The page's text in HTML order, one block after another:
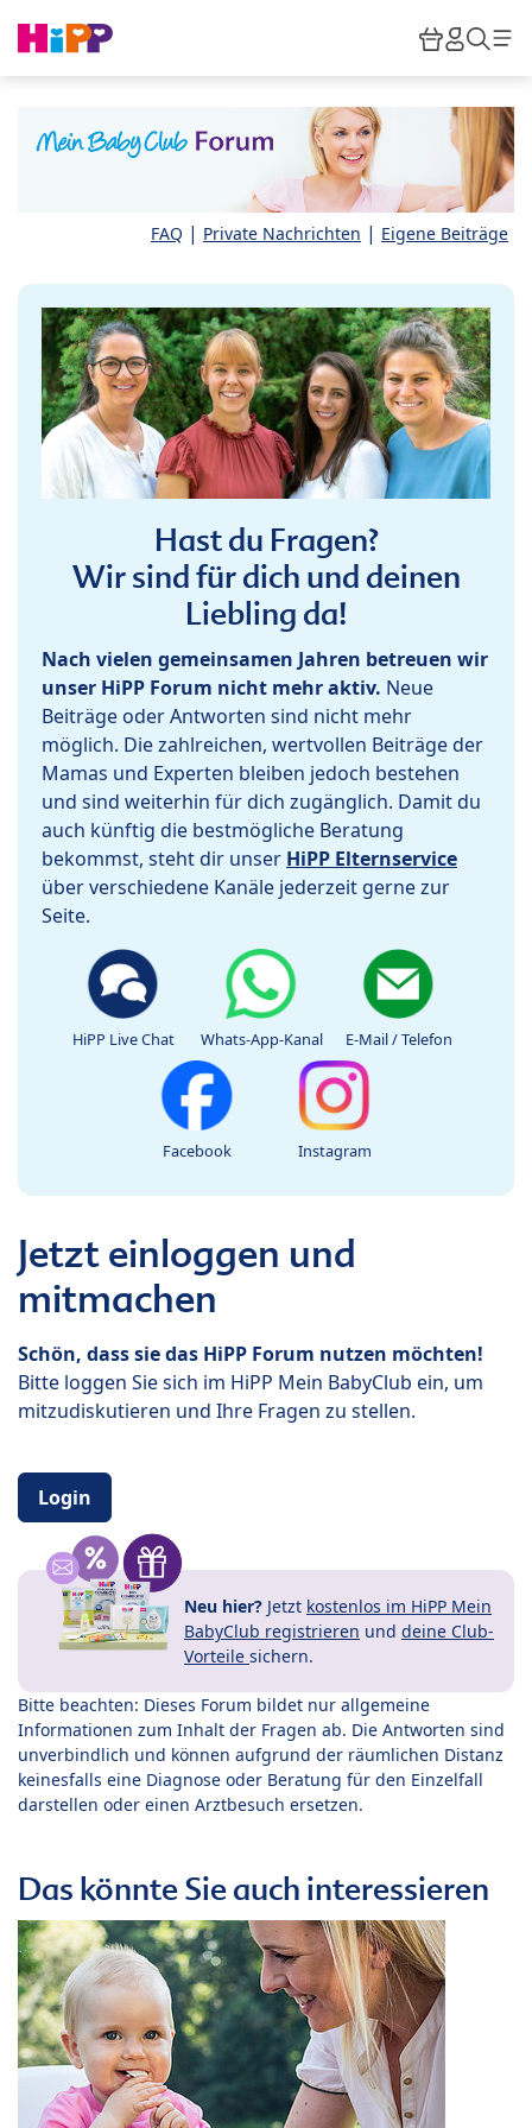
HiPP
FAQ | Private Nachrichten | Eigene Beiträge
Hast du Fragen?
Wir sind für dich und deinen
Liebling da!
Nach vielen gemeinsamen Jahren betreuen wir
unser HiPP Forum nicht mehr aktiv. Neue
Beiträge oder Antworten sind nicht mehr
möglich. Die zahlreichen, wertvollen Beiträge der
Mamas und Experten bleiben jedoch bestehen
und sind weiterhin für dich zugänglich. Damit du
auch künftig die bestmögliche Beratung
bekommst, steht dir unser HiPP Elternservice
über verschiedene Kanäle jederzeit gerne zur
Seite.
HiPP Live Chat Whats-App-Kanal E-Mail / Telefon
Facebook Instagram
Jetzt einloggen und
mitmachen
Schön, dass sie das HiPP Forum nutzen möchten!
Bitte loggen Sie sich im HiPP Mein BabyClub ein, um
mitzudiskutieren und Ihre Fragen zu stellen.
Login
Neu hier? Jetzt kostenlos im HiPP Mein
BabyClub registrieren und deine Club-
Vorteile sichern.
Bitte beachten: Dieses Forum bildet nur allgemeine
Informationen zum Inhalt der Fragen ab. Die Antworten sind
unverbindlich und können aufgrund der räumlichen Distanz
keinesfalls eine Diagnose oder Beratung für den Einzelfall
darstellen oder einen Arztbesuch ersetzen.
Das könnte Sie auch interessieren